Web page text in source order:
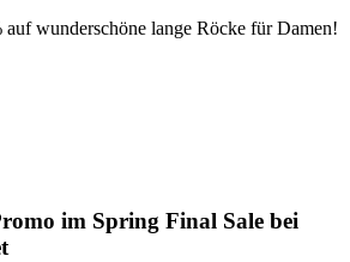
auf wunderschöne lange Röcke für Damen!
im Spring Final Sale bei